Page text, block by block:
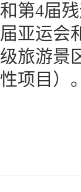
和第4届
届亚运会
级旅游景
性项目）。